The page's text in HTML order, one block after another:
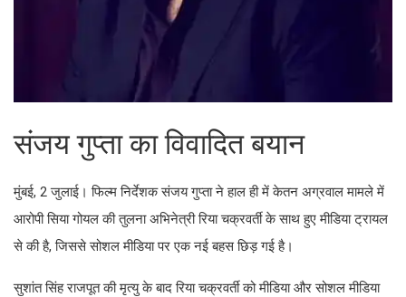
संजय गुप्ता का विवादित बयान
मुंबई, 2 जुलाई। फिल्म निर्देशक संजय गुप्ता ने हाल ही में केतन अग्रवाल मामले में
आरोपी सिया गोयल की तुलना अभिनेत्री रिया चक्रवर्ती के साथ हुए मीडिया ट्रायल
से की है, जिससे सोशल मीडिया पर एक नई बहस छिड़ गई है।
सुशांत सिंह राजपूत की मृत्यु के बाद रिया चक्रवर्ती को मीडिया और सोशल मीडिया